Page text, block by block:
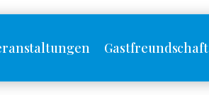
Gastfreundschaft